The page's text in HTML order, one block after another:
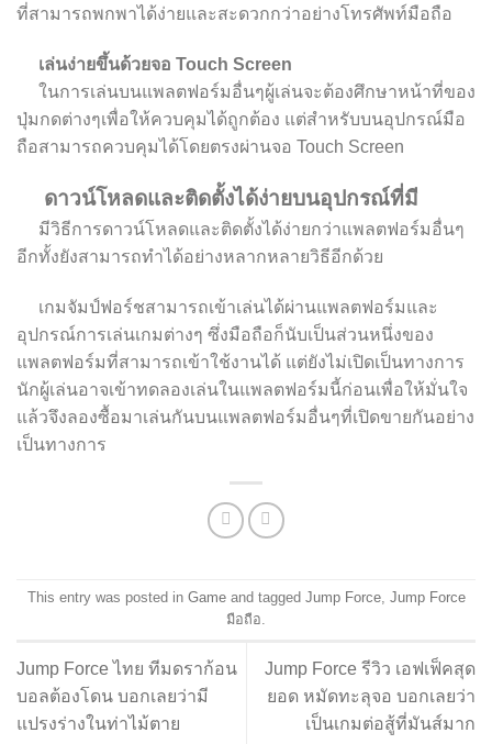
ที่สามารถพกพาได้ง่ายและสะดวกกว่าอย่างโทรศัพท์มือถือ
เล่นง่ายขึ้นด้วยจอ Touch Screen
ในการเล่นบนแพลตฟอร์มอื่นๆผู้เล่นจะต้องศึกษาหน้าที่ของ
ปุ่มกดต่างๆเพื่อให้ควบคุมได้ถูกต้อง แต่สำหรับบนอุปกรณ์มือ
ถือสามารถควบคุมได้โดยตรงผ่านจอ Touch Screen
ดาวน์โหลดและติดตั้งได้ง่ายบนอุปกรณ์ที่มี
มีวิธีการดาวน์โหลดและติดตั้งได้ง่ายกว่าแพลตฟอร์มอื่นๆ
อีกทั้งยังสามารถทำได้อย่างหลากหลายวิธีอีกด้วย
เกมจัมป์ฟอร์ชสามารถเข้าเล่นได้ผ่านแพลตฟอร์มและ
อุปกรณ์การเล่นเกมต่างๆ ซึ่งมือถือก็นับเป็นส่วนหนึ่งของ
แพลตฟอร์มที่สามารถเข้าใช้งานได้ แต่ยังไม่เปิดเป็นทางการ
นักผู้เล่นอาจเข้าทดลองเล่นในแพลตฟอร์มนี้ก่อนเพื่อให้มั่นใจ
แล้วจึงลองซื้อมาเล่นกันบนแพลตฟอร์มอื่นๆที่เปิดขายกันอย่าง
เป็นทางการ
This entry was posted in Gameand tagged Jump Force, Jump Force
มือถือ.
Jump Force ไทย ทีมดราก้อน
บอลต้องโดน บอกเลยว่ามี
แปรงร่างในท่าไม้ตาย
Jump Force รีวิว เอฟเฟ็คสุด
ยอด หมัดทะลุจอ บอกเลยว่า
เป็นเกมต่อสู้ที่มันส์มาก